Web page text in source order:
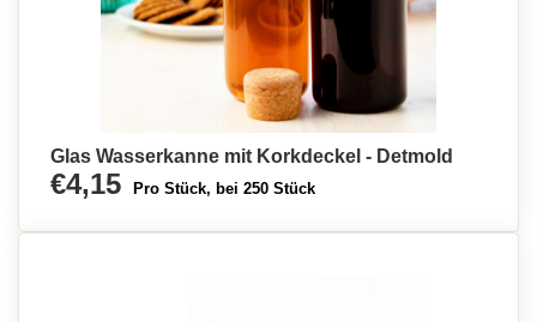
Glas Wasserkanne mit Korkdeckel - Detmold
€4,15 Pro Stück, bei 250 Stück